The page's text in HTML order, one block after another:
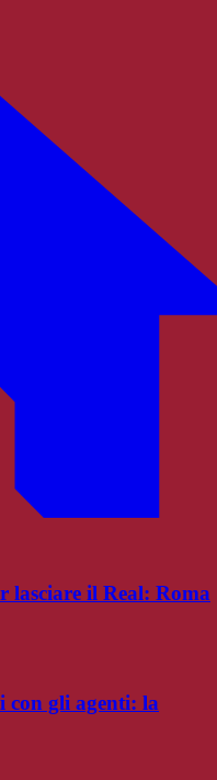
lasciare il Real: Roma
con gli agenti: la